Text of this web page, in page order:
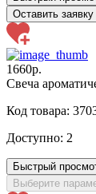
Оставить заявку
1660р.
Свеча
Код товара:
Доступно: 2
Быстрый
Выберите